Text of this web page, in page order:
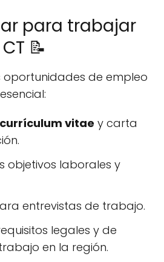
para trabajar
📝
de empleo
currículum vitae y carta
objetivos laborales y
entrevistas de trabajo.
legales y de
en la región.